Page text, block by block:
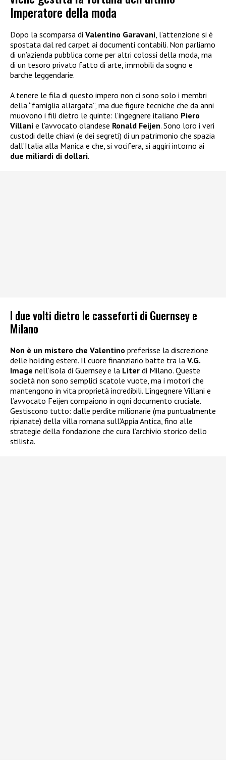
Imperatore della moda
Dopo la scomparsa di Valentino Garavani , l’attenzione si è
spostata dal red carpet ai documenti contabili. Non parliamo
di un’azienda pubblica come per altri colossi della moda, ma
di un tesoro privato fatto di arte, immobili da sogno e
barche leggendarie.
A tenere le fila di questo impero non ci sono solo i membri
della “famiglia allargata”, ma due figure tecniche che da anni
muovono i fili dietro le quinte: l’ingegnere italiano Piero
Villani e l’avvocato olandese Ronald Feijen. Sono loro i veri
custodi delle chiavi (e dei segreti) di un patrimonio che spazia
dall’Italia alla Manica e che, si vocifera, si aggiri intorno ai
due miliardi di dollari.
I due volti dietro le casseforti di Guernsey e
Milano
Non è un mistero che Valentino preferisse la discrezione
delle holding estere. Il cuore finanziario batte tra la V.G.
Image nell’isola di Guernsey e la Liter di Milano. Queste
società non sono semplici scatole vuote, ma i motori che
mantengono in vita proprietà incredibili. L’ingegnere Villani e
l’avvocato Feijen compaiono in ogni documento cruciale.
Gestiscono tutto: dalle perdite milionarie (ma puntualmente
ripianate) della villa romana sull’Appia Antica, fino alle
strategie della fondazione che cura l’archivio storico dello
stilista.